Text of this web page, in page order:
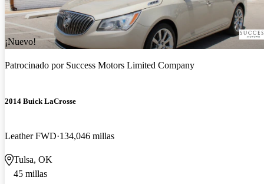
¡Nuevo!
Patrocinado por Success Motors Limited Company
2014 Buick LaCrosse
Leather FWD 134,046 millas
Tulsa, OK
45 millas